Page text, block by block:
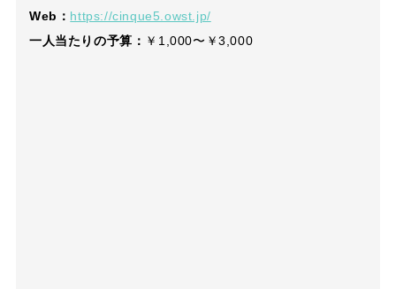
Web： https://cinque5.owst.jp/
一人当たりの予算： ￥1,000〜￥3,000